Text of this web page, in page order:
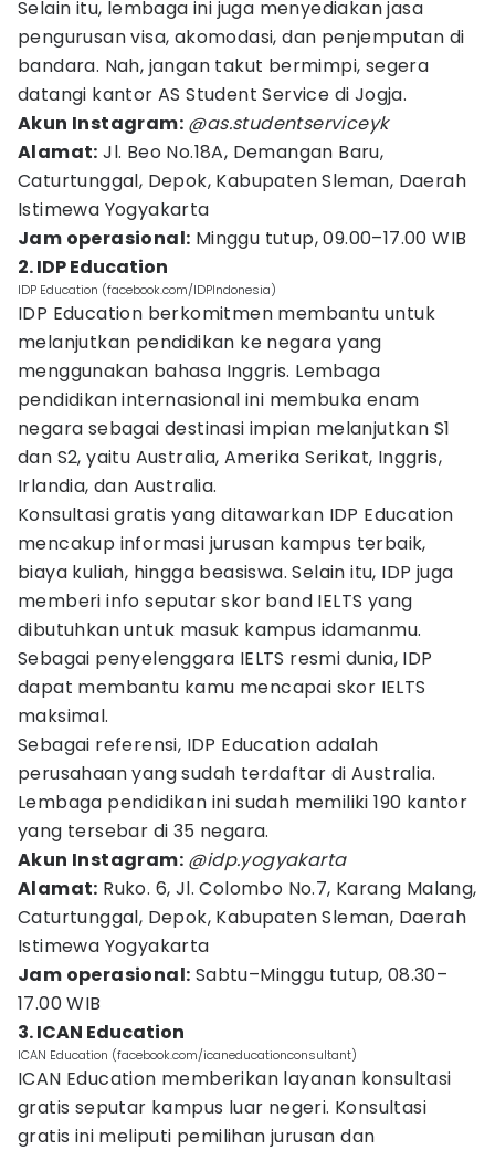
Selain itu, lembaga ini juga menyediakan jasa
pengurusan visa, akomodasi, dan penjemputan di
bandara. Nah, jangan takut bermimpi, segera
datangi kantor AS Student Service di Jogja.
Akun Instagram: @as.studentserviceyk
Alamat: Jl. Beo No.18A, Demangan Baru,
Caturtunggal, Depok, Kabupaten Sleman, Daerah
Istimewa Yogyakarta
Jam operasional: Minggu tutup, 09.00–17.00 WIB
2. IDP Education
IDP Education (facebook.com/IDPIndonesia)
IDP Education berkomitmen membantu untuk
melanjutkan pendidikan ke negara yang
menggunakan bahasa Inggris. Lembaga
pendidikan internasional ini membuka enam
negara sebagai destinasi impian melanjutkan S1
dan S2, yaitu Australia, Amerika Serikat, Inggris,
Irlandia, dan Australia.
Konsultasi gratis yang ditawarkan IDP Education
mencakup informasi jurusan kampus terbaik,
biaya kuliah, hingga beasiswa. Selain itu, IDP juga
memberi info seputar skor band IELTS yang
dibutuhkan untuk masuk kampus idamanmu.
Sebagai penyelenggara IELTS resmi dunia, IDP
dapat membantu kamu mencapai skor IELTS
maksimal.
Sebagai referensi, IDP Education adalah
perusahaan yang sudah terdaftar di Australia.
Lembaga pendidikan ini sudah memiliki 190 kantor
yang tersebar di 35 negara.
Akun Instagram: @idp.yogyakarta
Alamat: Ruko. 6, Jl. Colombo No.7, Karang Malang,
Caturtunggal, Depok, Kabupaten Sleman, Daerah
Istimewa Yogyakarta
Jam operasional: Sabtu–Minggu tutup, 08.30–
17.00 WIB
3. ICAN Education
ICAN Education (facebook.com/icaneducationconsultant)
ICAN Education memberikan layanan konsultasi
gratis seputar kampus luar negeri. Konsultasi
gratis ini meliputi pemilihan jurusan dan